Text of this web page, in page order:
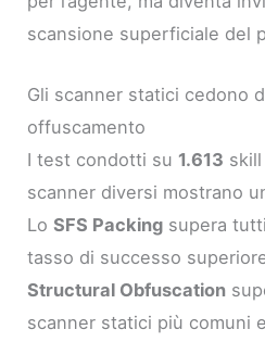
scansione superficiale del
Gli scanner statici cedono
offuscamento
I test condotti su 1.613
scanner diversi mostrano
LoSFS Packing supera
tasso di successo
Structural Obfuscation
scanner statici più comuni